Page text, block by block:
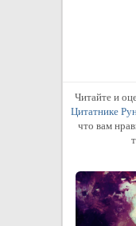
Читайте и
Цитатнике
что вам